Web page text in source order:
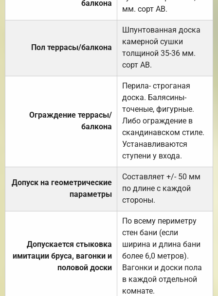
балкона
мм. сорт АВ.
Пол террасы/балкона
Шпунтованная доска
камерной сушки
толщиной 35-36 мм.
сорт АВ.
Ограждение террасы/
балкона
Перила- строганая
доска. Балясины-
точеные, фигурные.
Либо ограждение в
скандинавском стиле.
Устанавливаются
ступени у входа.
Допуск на геометрические
параметры
Составляет +/- 50 мм
по длине с каждой
стороны.
Допускается стыковка
имитации бруса, вагонки и
половой доски
По всему периметру
стен бани (если
ширина и длина бани
более 6,0 метров).
Вагонки и доски пола
в каждой отдельной
комнате.